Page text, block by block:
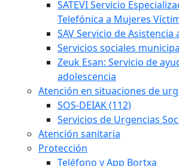
SATEVI Servicio
Telefónica a Mujeres
SAV Servicio de Asistencia
Servicios sociales
Zeuk Esan: Servicio de
adolescencia
Atención en situaciones de
SOS-DEIAK (112)
Servicios de Urgencias
Atención sanitaria
Protección
Teléfono y App Bortxa